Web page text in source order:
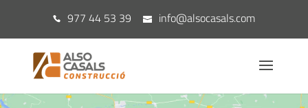
977 44 53 39 info@alsocasals.com